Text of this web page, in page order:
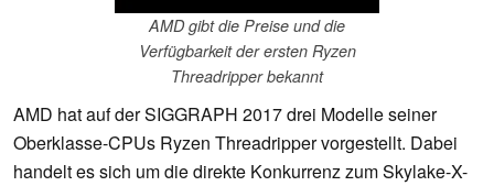
AMD gibt die Preise und die
Verfügbarkeit der ersten Ryzen
Threadripper bekannt
AMD hat auf der SIGGRAPH 2017 drei Modelle seiner
Oberklasse-CPUs Ryzen Threadripper vorgestellt. Dabei
handelt es sich um die direkte Konkurrenz zum Skylake-X-